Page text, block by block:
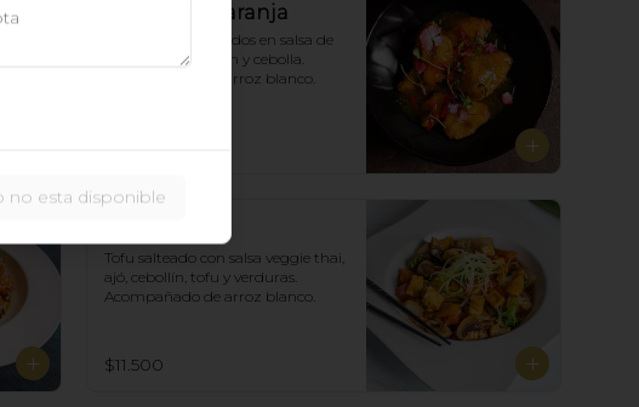
Pollo a La Naranja
Pollo panko salteados en salsa de
naranja,  pimentón y cebolla.
Acompañado de arroz blanco.
Tofu salteado con salsa veggie thai,
ajó, cebollín, tofu y verduras.
Acompañado de arroz blanco.
$11.500
no esta disponible